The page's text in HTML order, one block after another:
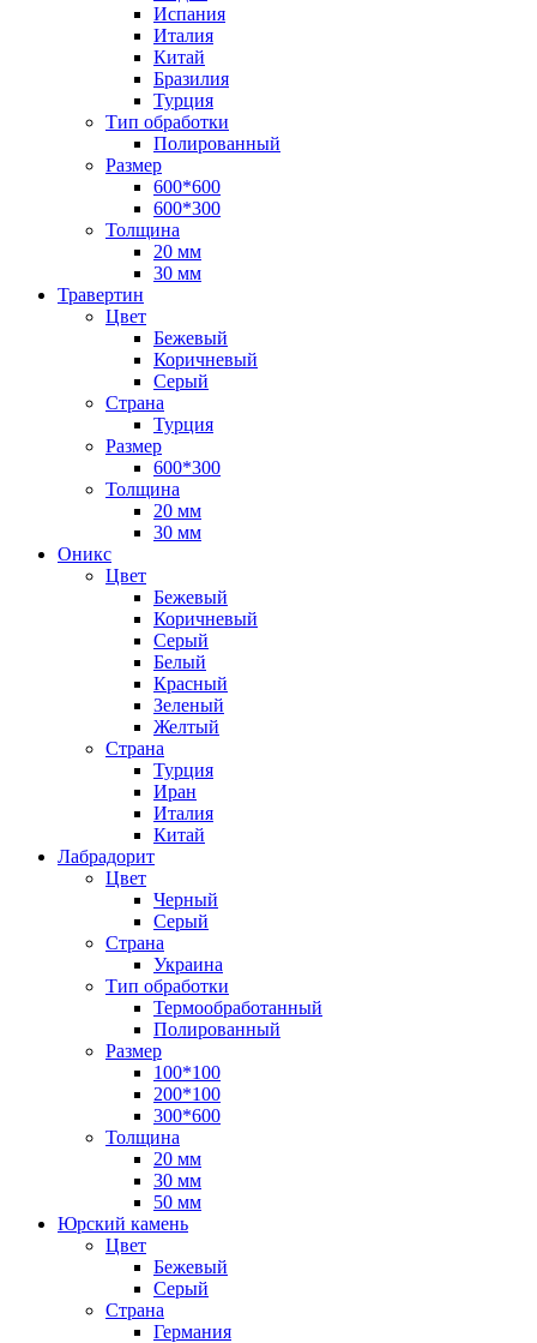
Испания
Италия
Китай
Бразилия
Турция
Тип обработки
Полированный
Размер
600*600
600*300
Толщина
20 мм
30 мм
Травертин
Цвет
Бежевый
Коричневый
Серый
Страна
Турция
Размер
600*300
Толщина
20 мм
30 мм
Оникс
Цвет
Бежевый
Коричневый
Серый
Белый
Красный
Зеленый
Желтый
Страна
Турция
Иран
Италия
Китай
Лабрадорит
Цвет
Черный
Серый
Страна
Украина
Тип обработки
Термообработанный
Полированный
Размер
100*100
200*100
300*600
Толщина
20 мм
30 мм
50 мм
Юрский камень
Цвет
Бежевый
Серый
Страна
Германия